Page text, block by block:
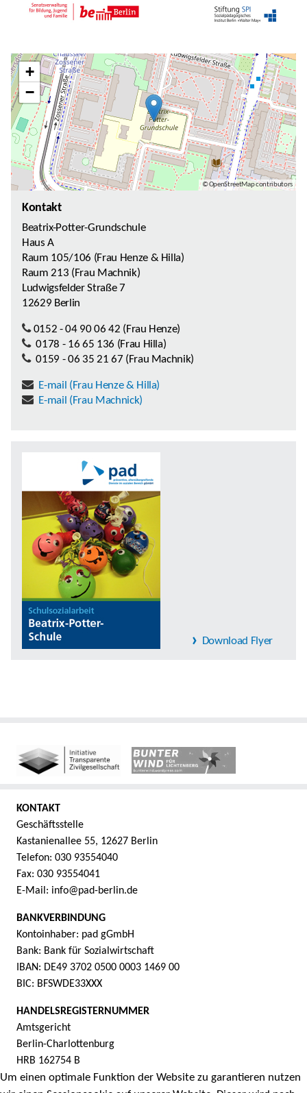
+
−
© OpenStreetMap contributors
Kontakt
Beatrix-Potter-Grundschule
Haus A
Raum 105/106 (Frau Henze & Hilla)
Raum 213 (Frau Machnik)
Ludwigsfelder Straße 7
12629 Berlin
0152 - 04 90 06 42 (Frau Henze)
0178 - 16 65 136 (Frau Hilla)
0159 - 06 35 21 67 (Frau Machnik)
E-mail (Frau Henze & Hilla)
E-mail (Frau Machnick)
Download Flyer
KONTAKT
Geschäftsstelle
Kastanienallee 55, 12627 Berlin
Telefon: 030 93554040
Fax: 030 93554041
E-Mail: info@pad-berlin.de
BANKVERBINDUNG
Kontoinhaber: pad gGmbH
Bank: Bank für Sozialwirtschaft
IBAN: DE49 3702 0500 0003 1469 00
BIC: BFSWDE33XXX
HANDELSREGISTERNUMMER
Amtsgericht
Berlin-Charlottenburg
HRB 162754 B
Um einen optimale Funktion der Website zu garantieren nutzen